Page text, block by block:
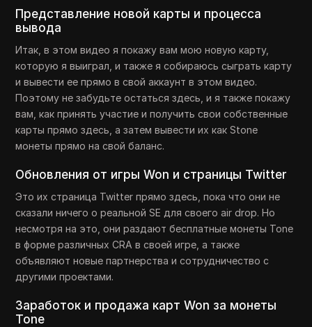
Представление новой карты и процесса
вывода
Итак, в этом видео я покажу вам мою новую карту,
которую я выиграл, и также я собираюсь сыграть карту
и вывести ее прямо в свой аккаунт в этом видео.
Поэтому не забудьте остаться здесь, и я также покажу
вам, как принять участие и получить свои собственные
карты прямо здесь, а затем вывести их как Stone
монеты прямо на свой баланс.
Обновления от игры Won и страницы Twitter
Это их страница Twitter прямо здесь, пока что они не
сказали ничего о реальной SE для своего air drop. Но
несмотря на это, они раздают бесплатные монеты Tone
в форме различных CRA в своей игре, а также
объявляют новые партнерства и сотрудничество с
другими проектами.
Заработок и продажа карт Won за монеты
Tone